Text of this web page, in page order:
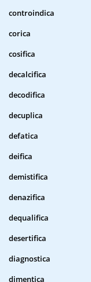
controindica
corica
cosifica
decalcifica
decodifica
decuplica
defatica
deifica
demistifica
denazifica
dequalifica
desertifica
diagnostica
dimentica